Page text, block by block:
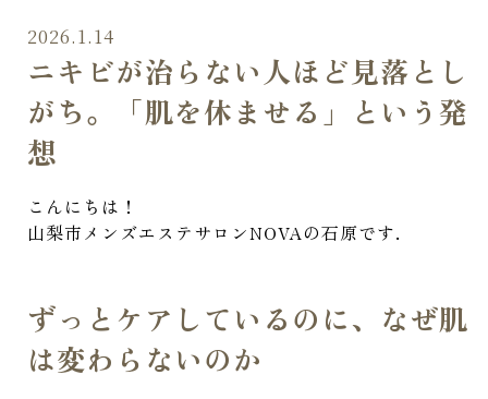
2026.1.14
ニキビが治らない人ほど見落とし
がち。「肌を休ませる」という発
想
こんにちは！
山梨市メンズエステサロンNOVAの石原です.
ずっとケアしているのに、なぜ肌
は変わらないのか